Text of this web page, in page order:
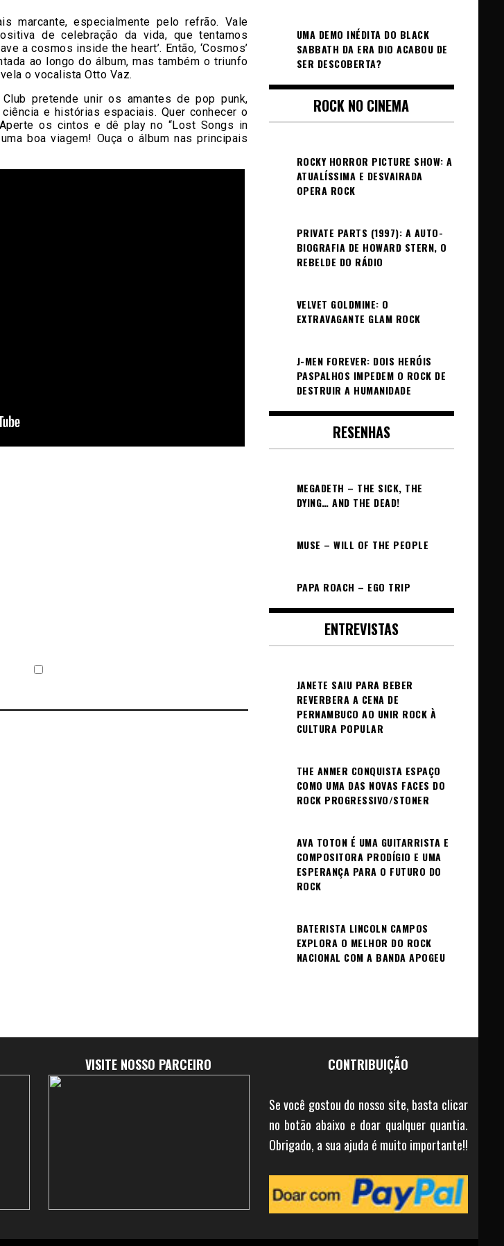
marcante, especialmente pelo refrão. Vale
de celebração da vida, que tentamos
a cosmos inside the heart’. Então, ‘Cosmos’
ao longo do álbum, mas também o triunfo
o vocalista Otto Vaz.
pretende unir os amantes de pop punk,
e histórias espaciais. Quer conhecer o
os cintos e dê play no “Lost Songs in
boa viagem! Ouça o álbum nas principais
UMA DEMO INÉDITA DO BLACK
SABBATH DA ERA DIO ACABOU DE
SER DESCOBERTA?
ROCK NO CINEMA
ROCKY HORROR PICTURE SHOW: A
ATUALÍSSIMA E DESVAIRADA
OPERA ROCK
PRIVATE PARTS (1997): A AUTO-
BIOGRAFIA DE HOWARD STERN, O
REBELDE DO RÁDIO
VELVET GOLDMINE: O
EXTRAVAGANTE GLAM ROCK
J-MEN FOREVER: DOIS HERÓIS
PASPALHOS IMPEDEM O ROCK DE
DESTRUIR A HUMANIDADE
RESENHAS
MEGADETH – THE SICK, THE
DYING… AND THE DEAD!
MUSE – WILL OF THE PEOPLE
PAPA ROACH – EGO TRIP
ENTREVISTAS
JANETE SAIU PARA BEBER
REVERBERA A CENA DE
PERNAMBUCO AO UNIR ROCK À
CULTURA POPULAR
THE ANMER CONQUISTA ESPAÇO
COMO UMA DAS NOVAS FACES DO
ROCK PROGRESSIVO/STONER
AVA TOTON É UMA GUITARRISTA E
COMPOSITORA PRODÍGIO E UMA
ESPERANÇA PARA O FUTURO DO
ROCK
BATERISTA LINCOLN CAMPOS
EXPLORA O MELHOR DO ROCK
NACIONAL COM A BANDA APOGEU
VISITE NOSSO PARCEIRO CONTRIBUIÇÃO
Se você gostou do nosso site, basta clicar
no botão abaixo e doar qualquer quantia.
Obrigado, a sua ajuda é muito importante!!